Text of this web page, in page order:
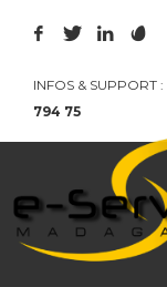
INFOS & SUPPORT :
794 75